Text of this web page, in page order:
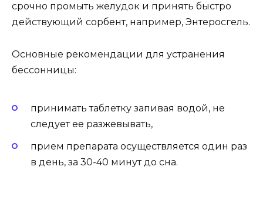
срочно промыть желудок и принять быстро
действующий сорбент, например, Энтеросгель.
Основные рекомендации для устранения
бессонницы:
принимать таблетку запивая водой, не
следует ее разжевывать,
прием препарата осуществляется один раз
в день, за 30-40 минут до сна.